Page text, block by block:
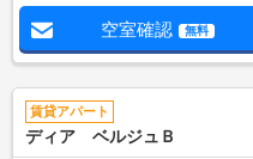
空室確認 無料
賃貸アパート
ディア ベルジュＢ